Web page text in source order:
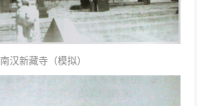
南汉新藏寺（模拟）